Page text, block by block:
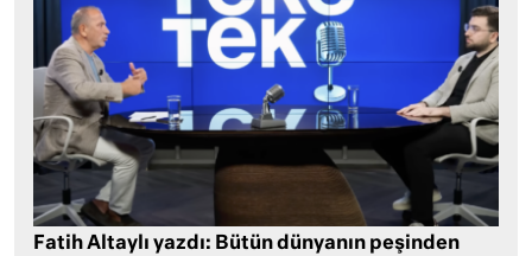
Fatih Altaylı yazdı: Bütün dünyanın peşinden